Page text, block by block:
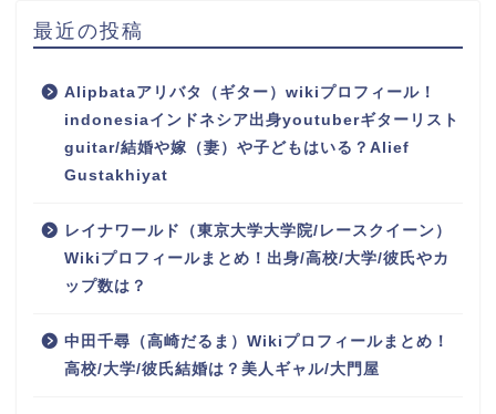
最近の投稿
Alipbataアリバタ（ギター）wikiプロフィール！
indonesiaインドネシア出身youtuberギターリスト
guitar/結婚や嫁（妻）や子どもはいる？Alief
Gustakhiyat
レイナワールド（東京大学大学院/レースクイーン）
Wikiプロフィールまとめ！出身/高校/大学/彼氏やカ
ップ数は？
中田千尋（高崎だるま）Wikiプロフィールまとめ！
高校/大学/彼氏結婚は？美人ギャル/大門屋